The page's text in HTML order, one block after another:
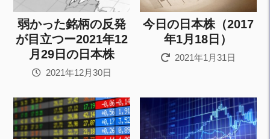
弱かった銘柄の反発
が目立つー2021年12
月29日の日本株
2021年12月30日
今日の日本株（2017
年1月18日）
2021年1月31日